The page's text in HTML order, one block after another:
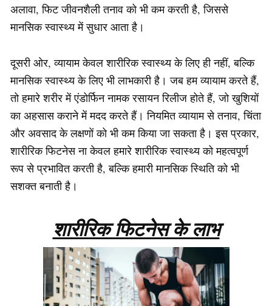
अलावा, फिट जीवनशैली तनाव को भी कम करती है, जिससे
मानसिक स्वास्थ्य में सुधार आता है।
दूसरी ओर, व्यायाम केवल शारीरिक स्वास्थ्य के लिए ही नहीं, बल्कि
मानसिक स्वास्थ्य के लिए भी लाभकारी है। जब हम व्यायाम करते हैं,
तो हमारे शरीर में एंडोर्फिन नामक रसायन रिलीज होते हैं, जो खुशियों
का अहसास कराने में मदद करते हैं। नियमित व्यायाम से तनाव, चिंता
और अवसाद के लक्षणों को भी कम किया जा सकता है। इस प्रकार,
शारीरिक फिटनेस ना केवल हमारे शारीरिक स्वास्थ्य को महत्वपूर्ण
रूप से प्रभावित करती है, बल्कि हमारी मानसिक स्थिति को भी
सशक्त बनाती है।
शारीरिक फिटनेस के लाभ